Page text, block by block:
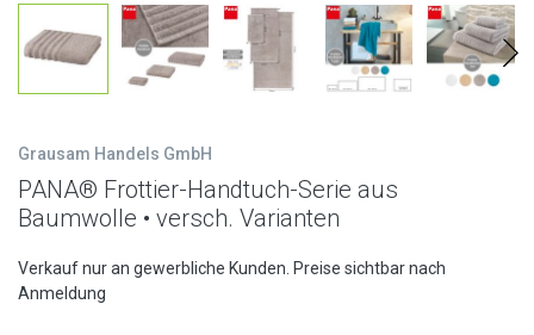
Grausam Handels GmbH
PANA® Frottier-Handtuch-Serie aus
Baumwolle • versch. Varianten
Verkauf nur an gewerbliche Kunden. Preise sichtbar nach
Anmeldung